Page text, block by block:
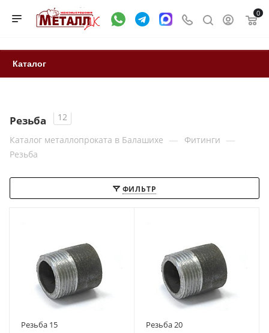
0
Каталог
Резьба
12
Каталог металлопроката в Балашихе — Фитинги —
Резьба
ФИЛЬТР
Резьба 15
Резьба 20